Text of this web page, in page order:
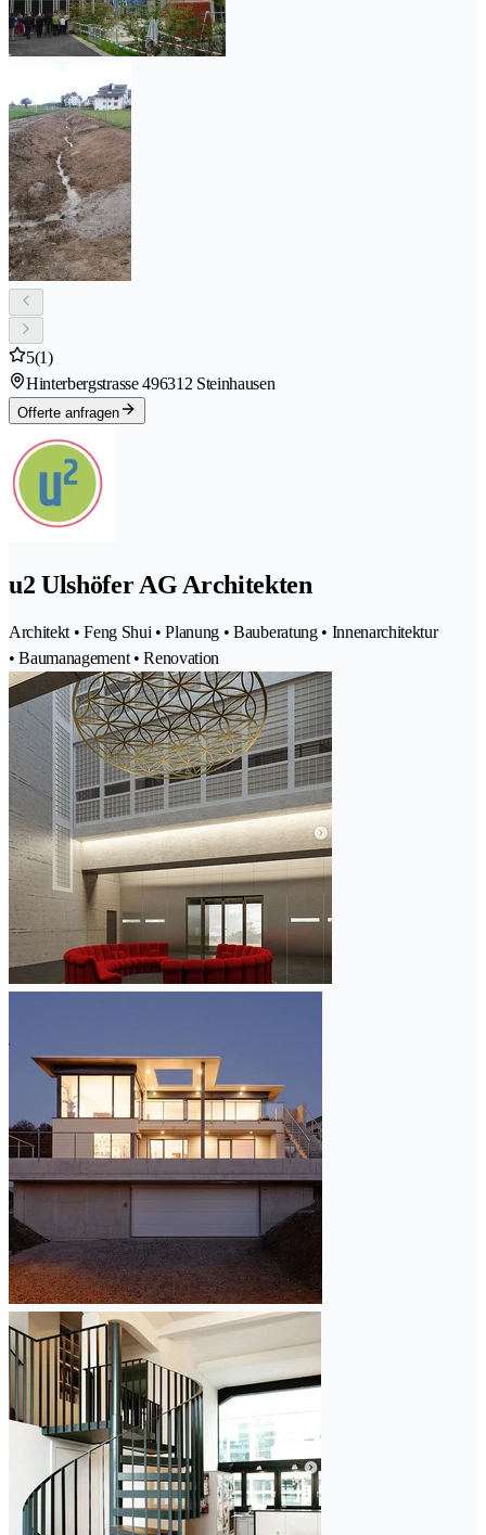
5(1)
Hinterbergstrasse 496312 Steinhausen
Offerte anfragen
u2 Ulshöfer AG Architekten
Architekt • Feng Shui • Planung • Bauberatung • Innenarchitektur
• Baumanagement • Renovation